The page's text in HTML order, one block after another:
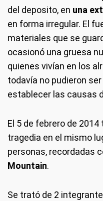
del deposito, en una
en forma irregular. El
materiales que se
ocasionó una gruesa
quienes vivían en los
todavía no pudieron
establecer las causas
El 5 de febrero de
tragedia en el mismo
personas, recordadas
Mountain.
Se trató de 2